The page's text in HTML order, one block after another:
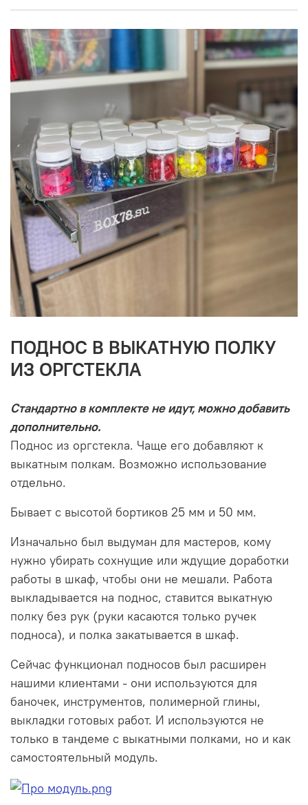
ПОДНОС В ВЫКАТНУЮ ПОЛКУ
ИЗ ОРГСТЕКЛА
Стандартно в комплекте не идут, можно добавить
дополнительно.
Поднос из оргстекла. Чаще его добавляют к
выкатным полкам. Возможно использование
отдельно.
Бывает с высотой бортиков 25 мм и 50 мм.
Изначально был выдуман для мастеров, кому
нужно убирать сохнущие или ждущие доработки
работы в шкаф, чтобы они не мешали. Работа
выкладывается на поднос, ставится выкатную
полку без рук (руки касаются только ручек
подноса), и полка закатывается в шкаф.
Сейчас функционал подносов был расширен
нашими клиентами - они используются для
баночек, инструментов, полимерной глины,
выкладки готовых работ. И используются не
только в тандеме с выкатными полками, но и как
самостоятельный модуль.